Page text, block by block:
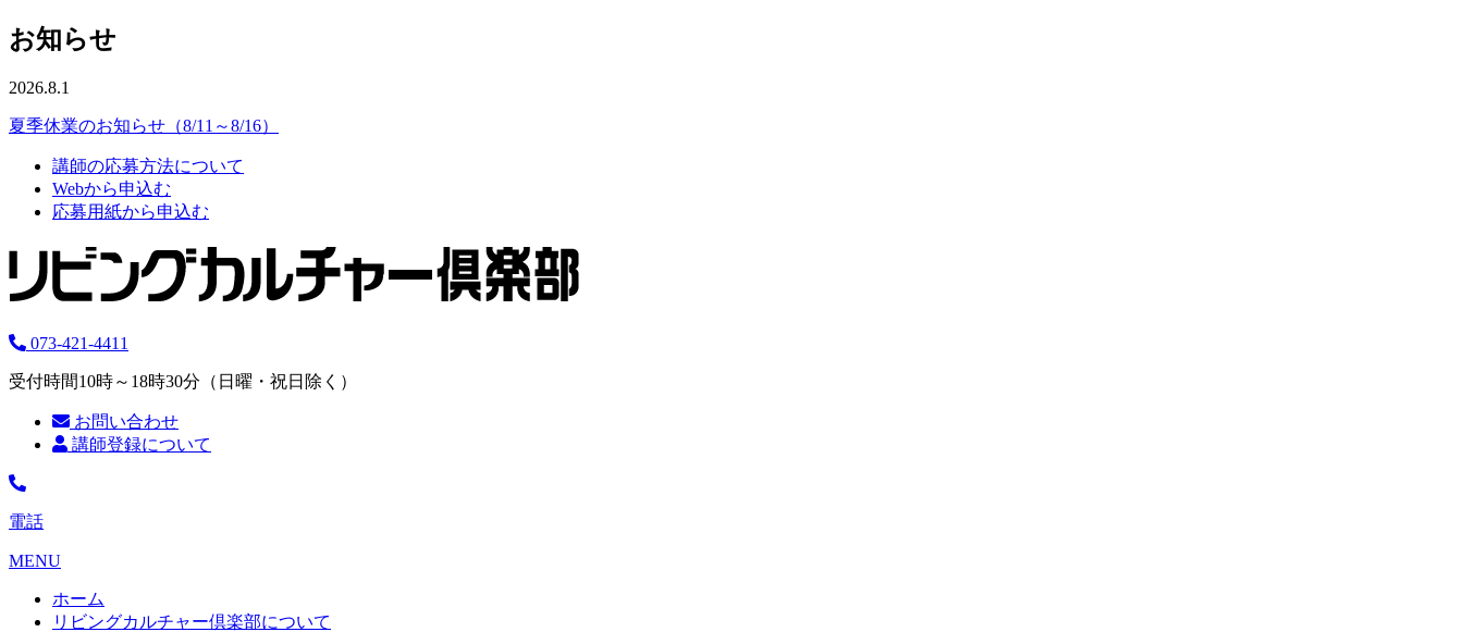
お知らせ
2026.8.1
夏季休業のお知らせ（8/11～8/16）
講師の応募方法について
Webから申込む
応募用紙から申込む
073-421-4411
受付時間10時～18時30分（日曜・祝日除く）
お問い合わせ
講師登録について
電話
MENU
ホーム
リビングカルチャー倶楽部について